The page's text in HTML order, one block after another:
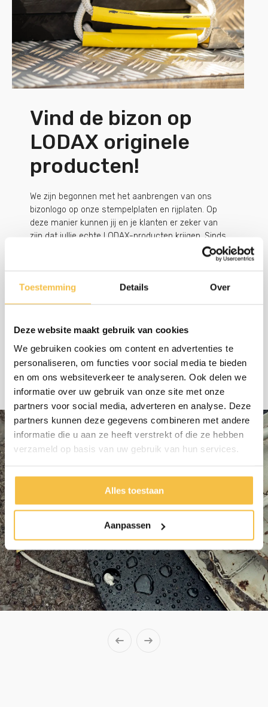
Toestemming Details Over
Deze website maakt gebruik van cookies
We gebruiken cookies om content en advertenties te
personaliseren, om functies voor social media te bieden
en om ons websiteverkeer te analyseren. Ook delen we
informatie over uw gebruik van onze site met onze
partners voor social media, adverteren en analyse. Deze
partners kunnen deze gegevens combineren met andere
informatie die u aan ze heeft verstrekt of die ze hebben
verzameld op basis van uw gebruik van hun services.
Alles toestaan
Aanpassen
Vind de bizon op
LODAX originele
producten!
We zijn begonnen met het aanbrengen van ons
bizonlogo op onze stempelplaten en rijplaten. Op
deze manier kunnen jij en je klanten er zeker van
zijn dat jullie echte LODAX-producten krijgen. Sinds
Bekijk alle nieuws